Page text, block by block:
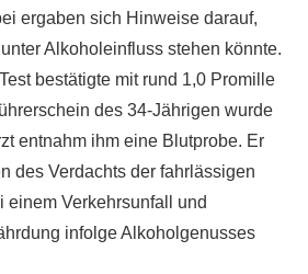
ergaben sich Hinweise darauf,
Alkoholeinfluss stehen könnte.
bestätigte mit rund 1,0 Promille
des 34-Jährigen wurde
entnahm ihm eine Blutprobe. Er
des Verdachts der fahrlässigen
einem Verkehrsunfall und
infolge Alkoholgenusses